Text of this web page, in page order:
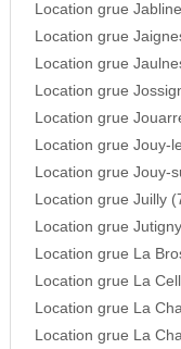
Location grue
Location grue
Location grue
Location grue
Location grue
Location grue Jouy-
Location grue Jouy-
Location grue Juilly
Location grue
Location grue La
Location grue La
Location grue La
Location grue La